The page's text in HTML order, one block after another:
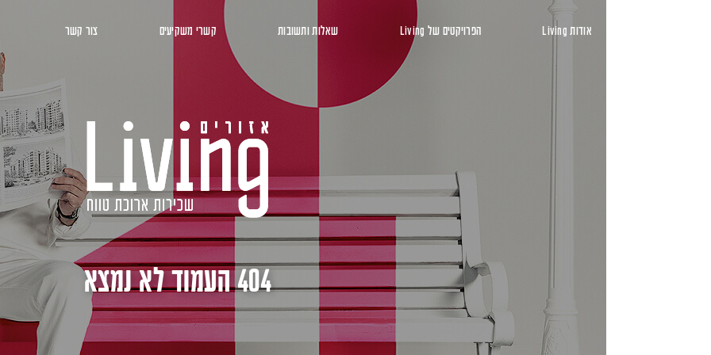
אודות Living הפרויקטים של Living שאלות ותשובות קשרי משקיעים צור קשר
404 העמוד לא נמצא